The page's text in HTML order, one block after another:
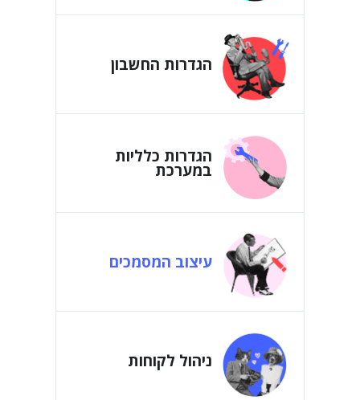
הגדרות החשבון
הגדרות כלליות
במערכת
עיצוב המסמכים
ניהול לקוחות